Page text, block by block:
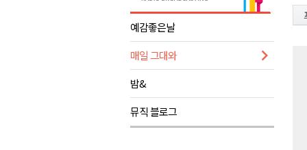
삼척 공공산후조리원 이전 시급
도-시군 첫 간담회..우상호 "하
이 대통령, 사북·납북귀환어부
여름축제 더위와 전쟁..물놀이
강원도, 최휘영 문체부장관과 정
예감좋은날
매일 그대와
밤&
뮤직 블로그